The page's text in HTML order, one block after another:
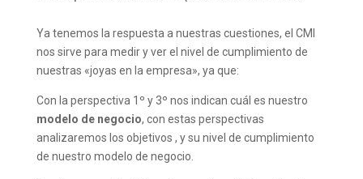
Ya tenemos la respuesta a nuestras cuestiones, el CMI
nos sirve para medir y ver el nivel de cumplimiento de
nuestras «joyas en la empresa», ya que:
Con la perspectiva 1º y 3º nos indican cuál es nuestro
modelo de negocio, con estas perspectivas
analizaremos los objetivos , y su nivel de cumplimiento
de nuestro modelo de negocio.